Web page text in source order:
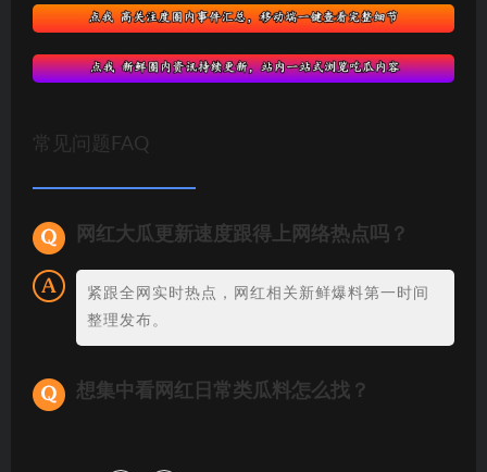
常见问题FAQ
网红大瓜更新速度跟得上网络热点吗？
紧跟全网实时热点，网红相关新鲜爆料第一时间
整理发布。
想集中看网红日常类瓜料怎么找？